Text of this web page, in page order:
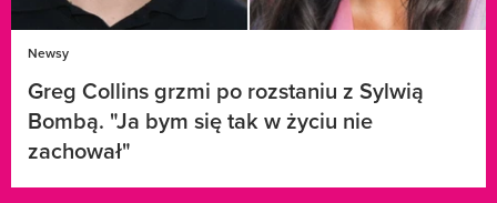
Newsy
Greg Collins grzmi po rozstaniu z Sylwią
Bombą. "Ja bym się tak w życiu nie
zachował"